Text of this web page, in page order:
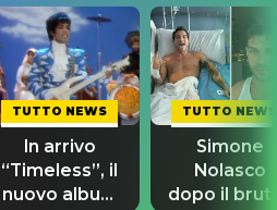
TUTTO NEWS
In arrivo
“Timeless”, il
nuovo album
TUTTO NEWS
Simone
Nolasco
dopo il